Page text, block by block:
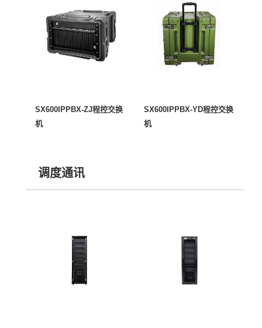
SX600IPPBX-ZJ程控交换
机
SX600IPPBX-YD程控交换
机
调度通讯